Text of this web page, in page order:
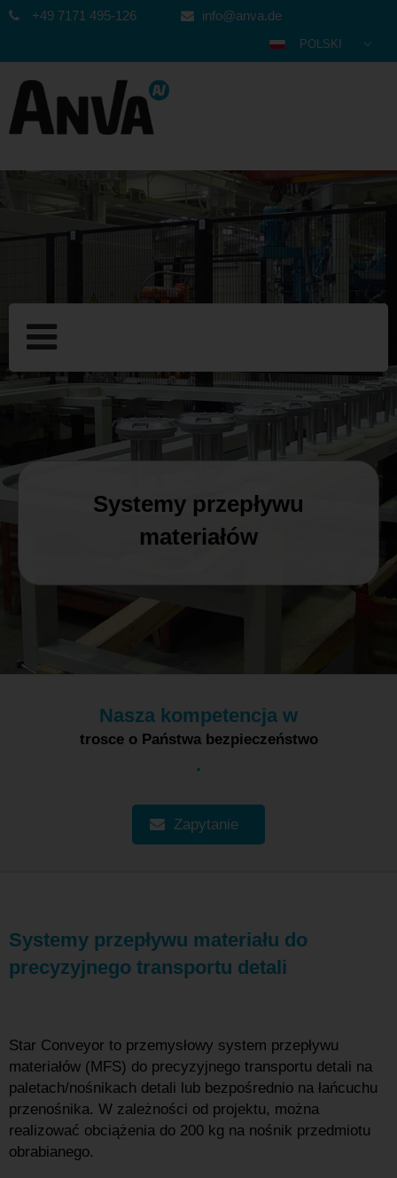
+49 7171 495-126 info@anva.de
POLSKI
ITALIANO
عربي
日本語
中文
TÜRKÇE
Systemy przepływu
materiałów
Nasza kompetencja w
trosce o Państwa bezpieczeństwo
.
Zapytanie
Systemy przepływu materiału do
precyzyjnego transportu detali
Star Conveyor to przemysłowy system przepływu
materiałów (MFS) do precyzyjnego transportu detali na
paletach/nośnikach detali lub bezpośrednio na łańcuchu
przenośnika. W zależności od projektu, można
realizować obciążenia do 200 kg na nośnik przedmiotu
obrabianego.